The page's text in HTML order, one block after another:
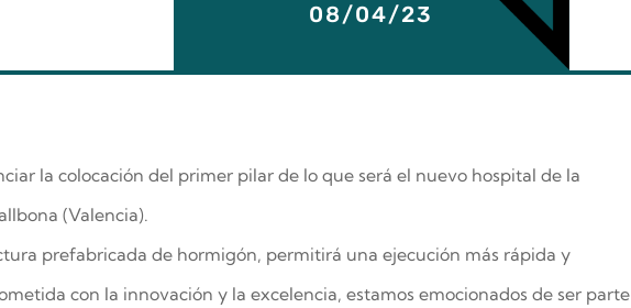
08/04/23
la colocación del primer pilar de lo que será el nuevo hospital de la
(Valencia).
prefabricada de hormigón, permitirá una ejecución más rápida y
con la innovación y la excelencia, estamos emocionados de ser parte